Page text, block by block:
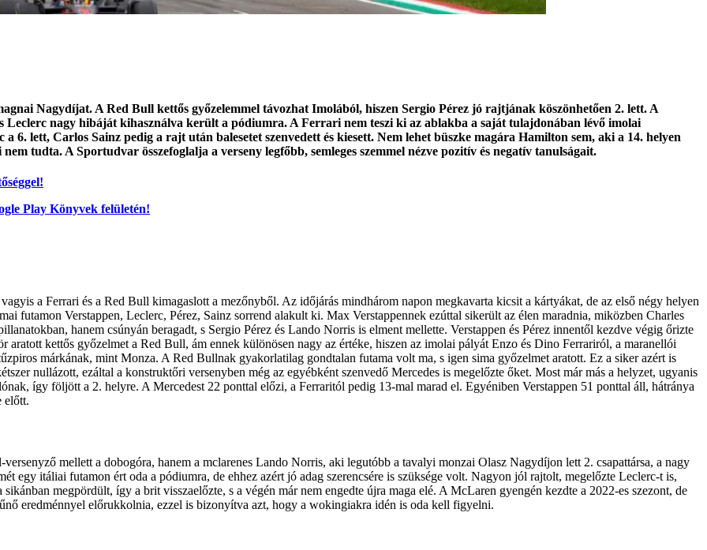
Nagydíjat. A Red Bull kettős győzelemmel távozhat Imolából, hiszen Sergio Pérez jó rajtjának köszönhetően 2. lett. A
nagy hibáját kihasználva került a pódiumra. A Ferrari nem teszi ki az ablakba a saját tulajdonában lévő imolai
6. lett, Carlos Sainz pedig a rajt után balesetet szenvedett és kiesett. Nem lehet büszke magára Hamilton sem, aki a 14. helyen
tudta. A Sportudvar összefoglalja a verseny legfőbb, semleges szemmel nézve pozitív és negatív tanulságait.
Play Könyvek felületén!
a Ferrari és a Red Bull kimagaslott a mezőnyből. Az időjárás mindhárom napon megkavarta kicsit a kártyákat, de az első négy helyen
futamon Verstappen, Leclerc, Pérez, Sainz sorrend alakult ki. Max Verstappennek ezúttal sikerült az élen maradnia, miközben Charles
hanem csúnyán beragadt, s Sergio Pérez és Lando Norris is elment mellette. Verstappen és Pérez innentől kezdve végig őrizte
aratott kettős győzelmet a Red Bull, ám ennek különösen nagy az értéke, hiszen az imolai pályát Enzo és Dino Ferrariról, a maranellói
márkának, mint Monza. A Red Bullnak gyakorlatilag gondtalan futama volt ma, s igen sima győzelmet aratott. Ez a siker azért is
nullázott, ezáltal a konstruktőri versenyben még az egyébként szenvedő Mercedes is megelőzte őket. Most már más a helyzet, ugyanis
így följött a 2. helyre. A Mercedest 22 ponttal előzi, a Ferraritól pedig 13-mal marad el. Egyéniben Verstappen 51 ponttal áll, hátránya
előtt.
mellett a dobogóra, hanem a mclarenes Lando Norris, aki legutóbb a tavalyi monzai Olasz Nagydíjon lett 2. csapattársa, a nagy
egy itáliai futamon ért oda a pódiumra, de ehhez azért jó adag szerencsére is szüksége volt. Nagyon jól rajtolt, megelőzte Leclerc-t is,
megpördült, így a brit visszaelőzte, s a végén már nem engedte újra maga elé. A McLaren gyengén kezdte a 2022-es szezont, de
eredménnyel előrukkolnia, ezzel is bizonyítva azt, hogy a wokingiakra idén is oda kell figyelni.